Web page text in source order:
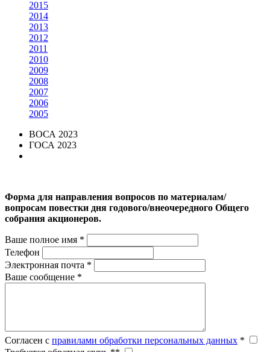
2015
2014
2013
2012
2011
2010
2009
2008
2007
2006
2005
ВОСА 2023
ГОСА 2023
Форма для направления вопросов по материалам/
вопросам повестки дня годового/внеочередного Общего
собрания акционеров.
Ваше полное имя *
Телефон
Электронная почта *
Ваше сообщение *
Согласен с правилами обработки персональных данных *